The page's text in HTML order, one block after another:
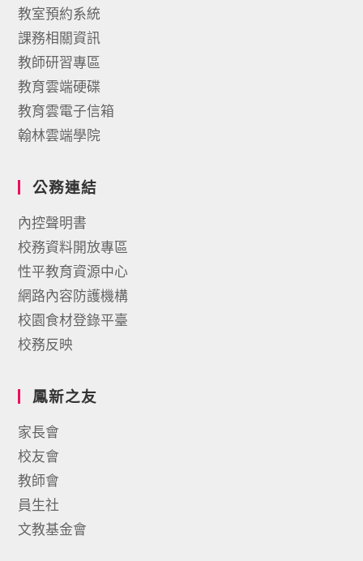
教室預約系統
課務相關資訊
教師研習專區
教育雲端硬碟
教育雲電子信箱
翰林雲端學院
公務連結
內控聲明書
校務資料開放專區
性平教育資源中心
網路內容防護機構
校園食材登錄平臺
校務反映
鳳新之友
家長會
校友會
教師會
員生社
文教基金會